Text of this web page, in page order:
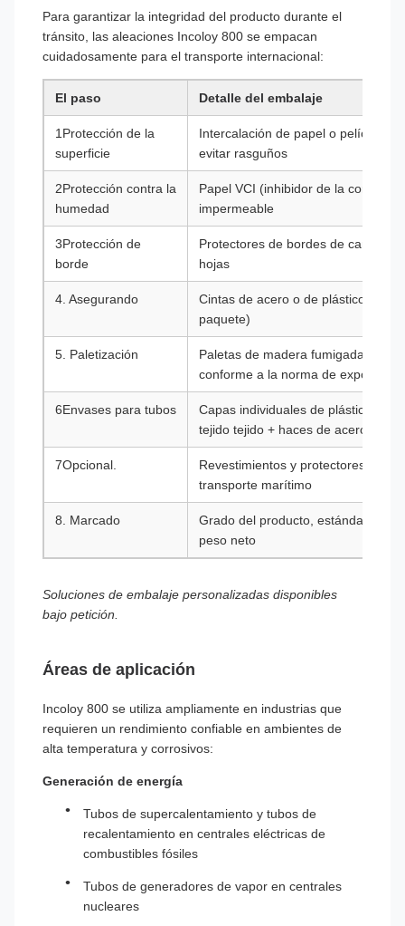
Para garantizar la integridad del producto durante el
tránsito, las aleaciones Incoloy 800 se empacan
cuidadosamente para el transporte internacional:
El paso Detalle del embalaje
1Protección de la
superficie
Intercalación de papel o película
evitar rasguños
2Protección contra la
humedad
Papel VCI (inhibidor de la
impermeable
3Protección de
borde
Protectores de bordes de cartón o
hojas
4. Asegurando
Cintas de acero o de plástico de
paquete)
5. Paletización
Paletas de madera fumigadas con
conforme a la norma de
6Envases para tubos
Capas individuales de plástico en
tejido tejido + haces de acero
7Opcional.
Revestimientos y protectores de
transporte marítimo
8. Marcado
Grado del producto, estándar,
peso neto
Soluciones de embalaje personalizadas disponibles
bajo petición.
Áreas de aplicación
Incoloy 800 se utiliza ampliamente en industrias que
requieren un rendimiento confiable en ambientes de
alta temperatura y corrosivos:
Generación de energía
Tubos de supercalentamiento y tubos de
recalentamiento en centrales eléctricas de
combustibles fósiles
Tubos de generadores de vapor en centrales
nucleares